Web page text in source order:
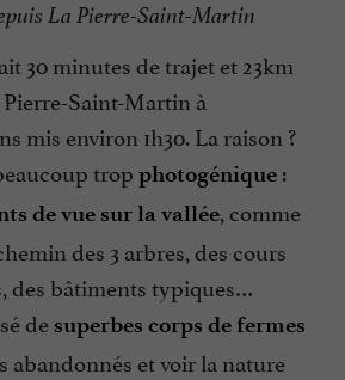
La Pierre-Saint-Martin
30 minutes de trajet et 23km
Saint-Martin à
mis environ 1h30. La raison ?
trop photogénique :
de vue sur la vallée, comme
des 3 arbres, des cours
des bâtiments typiques…
de superbes corps de fermes
abandonnés et voir la nature